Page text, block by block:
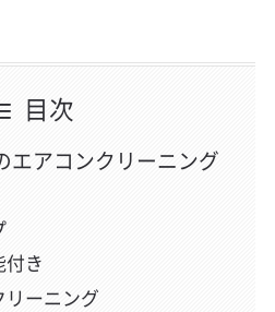
目次
エアコンクリーニング
付き
ーニング